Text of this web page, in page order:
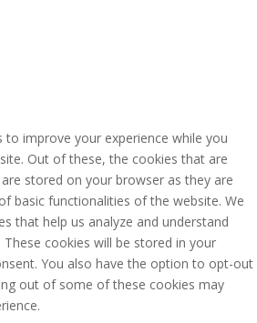
to improve your experience while you
Out of these, the cookies that are
stored on your browser as they are
basic functionalities of the website. We
that help us analyze and understand
cookies will be stored in your
You also have the option to opt-out
out of some of these cookies may